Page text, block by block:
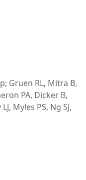
Gruen RL, Mitra B,
PA, Dicker B,
Myles PS, Ng SJ,